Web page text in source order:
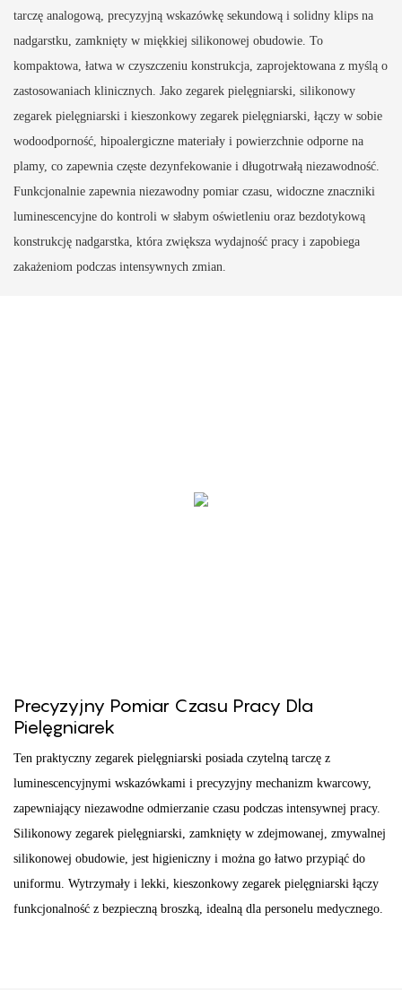
tarczę analogową, precyzyjną wskazówkę sekundową i solidny klips na
nadgarstku, zamknięty w miękkiej silikonowej obudowie. To
kompaktowa, łatwa w czyszczeniu konstrukcja, zaprojektowana z myślą o
zastosowaniach klinicznych. Jako zegarek pielęgniarski, silikonowy
zegarek pielęgniarski i kieszonkowy zegarek pielęgniarski, łączy w sobie
wodoodporność, hipoalergiczne materiały i powierzchnie odporne na
plamy, co zapewnia częste dezynfekowanie i długotrwałą niezawodność.
Funkcjonalnie zapewnia niezawodny pomiar czasu, widoczne znaczniki
luminescencyjne do kontroli w słabym oświetleniu oraz bezdotykową
konstrukcję nadgarstka, która zwiększa wydajność pracy i zapobiega
zakażeniom podczas intensywnych zmian.
Precyzyjny Pomiar Czasu Pracy Dla
Pielęgniarek
Ten praktyczny zegarek pielęgniarski posiada czytelną tarczę z
luminescencyjnymi wskazówkami i precyzyjny mechanizm kwarcowy,
zapewniający niezawodne odmierzanie czasu podczas intensywnej pracy.
Silikonowy zegarek pielęgniarski, zamknięty w zdejmowanej, zmywalnej
silikonowej obudowie, jest higieniczny i można go łatwo przypiąć do
uniformu. Wytrzymały i lekki, kieszonkowy zegarek pielęgniarski łączy
funkcjonalność z bezpieczną broszką, idealną dla personelu medycznego.